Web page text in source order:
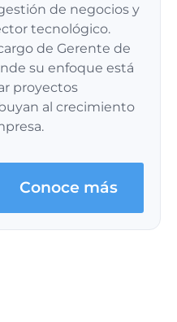
de negocios y
tecnológico.
de Gerente de
su enfoque está
proyectos
al crecimiento
Conoce más